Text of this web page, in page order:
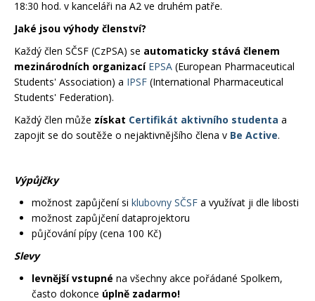
18:30 hod. v kanceláři na A2 ve druhém patře.
Jaké jsou výhody členství?
Každý člen SČSF (CzPSA) se automaticky stává členem
mezinárodních organizací EPSA (European Pharmaceutical
Students' Association) a IPSF (International Pharmaceutical
Students' Federation).
Každý člen může získat Certifikát aktivního studenta a
zapojit se do soutěže o nejaktivnějšího člena v Be Active.
Výpůjčky
možnost zapůjčení si klubovny SČSF a využívat ji dle libosti
možnost zapůjčení dataprojektoru
půjčování pípy (cena 100 Kč)
Slevy
levnější vstupné na všechny akce pořádané Spolkem,
často dokonce úplně zadarmo!